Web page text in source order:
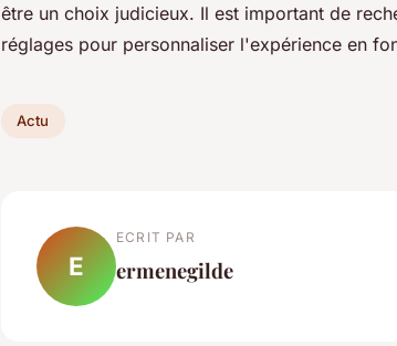
être un choix judicieux. Il est important de
réglages pour personnaliser l'expérience en
Actu
E
ECRIT PAR
ermenegilde